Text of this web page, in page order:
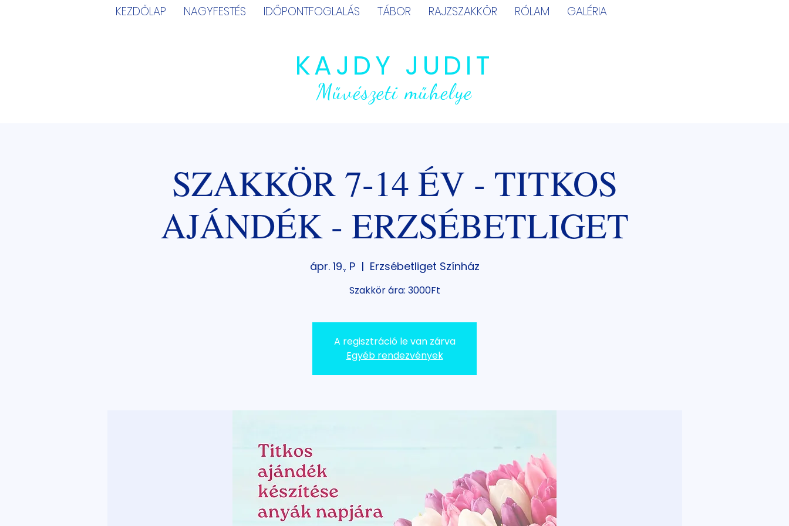
KEZDŐLAP NAGYFESTÉS IDŐPONTFOGLALÁS TÁBOR RAJZSZAKKÖR RÓLAM GALÉRIA
KAJDY JUDIT
Művészeti műhelye
SZAKKÖR 7-14 ÉV - TITKOS
AJÁNDÉK - ERZSÉBETLIGET
ápr. 19., P
  |
Erzsébetliget Színház
Szakkör ára: 3000Ft
A regisztráció le van zárva
Egyéb rendezvények